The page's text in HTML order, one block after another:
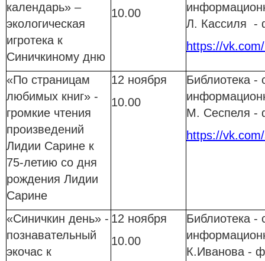
календарь» –
экологическая
игротека к
Синичкиному дню
10.00
Л. Кассиля -
https://
«По страницам
любимых книг» -
громкие чтения
произведений
Лидии Сарине к
75-летию со дня
рождения Лидии
Сарине
12 ноября
10.00
Библиотека -
М. Сеспеля -
https://
«Синичкин день» -
познавательный
экочас к
12 ноября
10.00
Библиотека -
К.Иванова -